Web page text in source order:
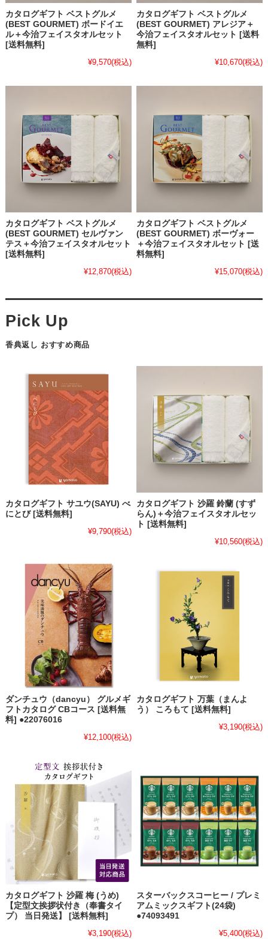
カタログギフト ベストグルメ
(BEST GOURMET) ボードイエ
ル＋今治フェイスタオルセット
[送料無料]
¥9,570(税込)
カタログギフト ベストグルメ
(BEST GOURMET) アレジア＋
今治フェイスタオルセット [送料
無料]
¥10,670(税込)
カタログギフト ベストグルメ
(BEST GOURMET) セルヴァン
テス＋今治フェイスタオルセット
[送料無料]
¥12,870(税込)
カタログギフト ベストグルメ
(BEST GOURMET) ボーヴォー
＋今治フェイスタオルセット [送
料無料]
¥15,070(税込)
香典返し おすすめ商品
カタログギフト サユウ(SAYU) べ
にとび [送料無料]
¥9,790(税込)
カタログギフト 沙羅 鈴蘭 (すず
らん)＋今治フェイスタオルセッ
ト [送料無料]
¥10,560(税込)
ダンチュウ（dancyu） グルメギ
フトカタログ CBコース [送料無
料] ●22076016
¥12,100(税込)
カタログギフト 万葉（まんよ
う） ころもて [送料無料]
¥3,190(税込)
カタログギフト 沙羅 梅 (うめ)
【定型文挨拶状付き（奉書タイ
プ） 当日発送】 [送料無料]
¥3,190(税込)
スターバックスコーヒー / プレミ
アムミックスギフト(24袋)
●74093491
¥5,400(税込)